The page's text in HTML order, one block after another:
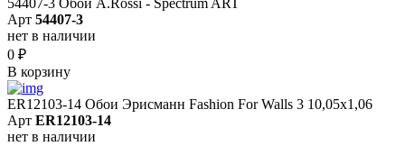
Арт 54407-3
нет в наличии
0 ₽
В корзину
ER12103-14 Обои Эрисманн Fashion For Walls 3 10,05x1,06
Арт ER12103-14
нет в наличии